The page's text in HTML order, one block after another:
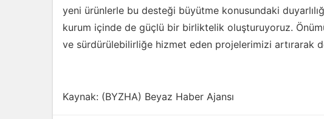
yeni ürünlerle bu desteği büyütme konusundaki
kurum içinde de güçlü bir birliktelik oluşturuyoruz.
ve sürdürülebilirliğe hizmet eden projelerimizi artırarak
Kaynak: (BYZHA) Beyaz Haber Ajansı